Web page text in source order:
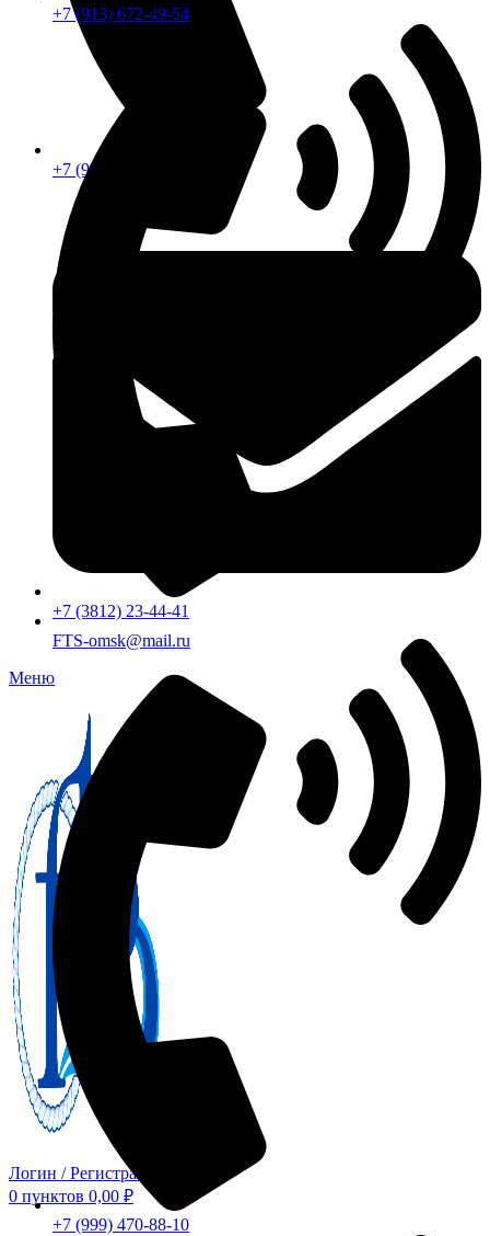
+7 (913) 672-49-54
FTS-omsk@mail.ru
Меню
Логин / Регистрация
0 пунктов 0,00 ₽
+7 (913) 672-49-54
+7 (3812) 23-44-41
+7 (999) 470-88-10